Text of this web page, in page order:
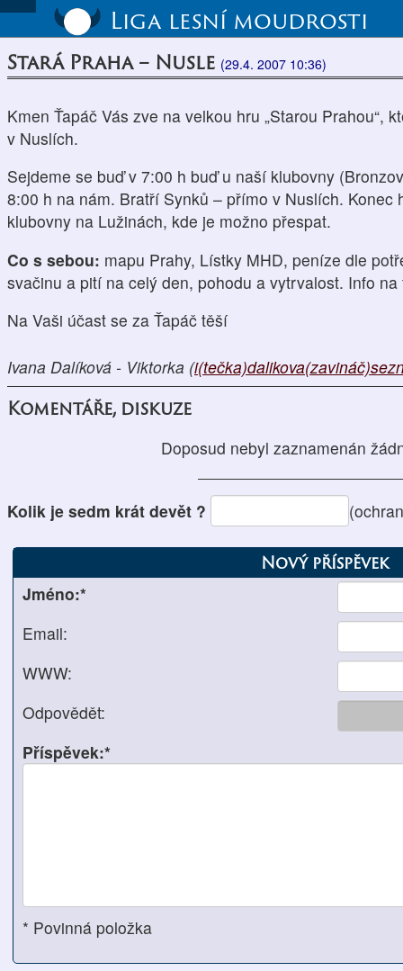
Liga lesní moudrosti
Stará Praha – Nusle (29.4. 2007 10:36)
Kmen Ťapáč Vás zve na velkou hru „Starou Prahou“,
v Nuslích.
Sejdeme se buď v 7:00 h buď u naší klubovny
8:00 h na nám. Bratří Synků – přímo v Nuslích. Konec
klubovny na Lužinách, kde je možno přespat.
Co s sebou: mapu Prahy, Lístky MHD, peníze dle
svačinu a pití na celý den, pohodu a vytrvalost. Info
Na Vaši účast se za Ťapáč těší
Ivana Dalíková - Viktorka (
Komentáře, diskuze
Doposud nebyl zaznamenán
Kolik je sedm krát devět ?
Nový příspěvek
Jméno:*
Email:
WWW:
Odpovědět:
Příspěvek:*
* Povinná položka